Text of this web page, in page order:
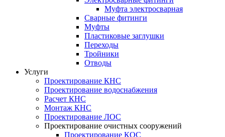
Муфта электросварная
Сварные фитинги
Муфты
Пластиковые заглушки
Переходы
Тройники
Отводы
Услуги
Проектирование КНС
Проектирование водоснабжения
Расчет КНС
Монтаж КНС
Проектирование ЛОС
Проектирование очистных сооружений
Проектирование КОС